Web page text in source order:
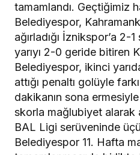
tamamlandı. Geçtiğimiz
Belediyespor,
ağırladığı İznikspor’a
yarıyı 2-0 geride bitiren
Belediyespor, ikinci
attığı penaltı golüyle
dakikanın sona
skorla mağlubiyet alarak
BAL Ligi serüveninde
Belediyespor 11. Hafta